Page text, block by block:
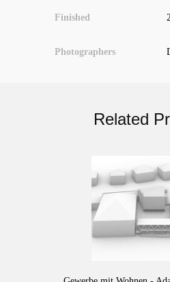
Finished
Photographers
Related